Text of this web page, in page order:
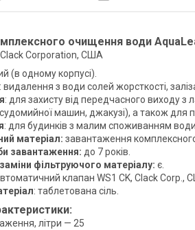
очищення води
Corporation, США
(в одному корпусі).
: видалення з води солей жорсткості,
: для захисту від передчасного виходу з
машин, джакузі), а також для
: для будинків з малим споживанням
матеріал: завантаження
завантаження: до 7 років.
фільтруючого матеріалу: є.
клапан WS1 CK, Clack Corp.,
: таблетована сіль.
літри — 25